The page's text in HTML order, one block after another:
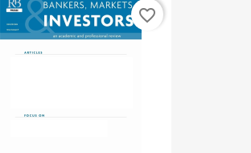
favorite_border